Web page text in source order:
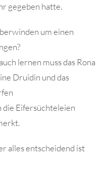
gegeben hatte.
um einen
lernen muss das Rona
Druidin und das
die Eifersüchteleien
alles entscheidend ist